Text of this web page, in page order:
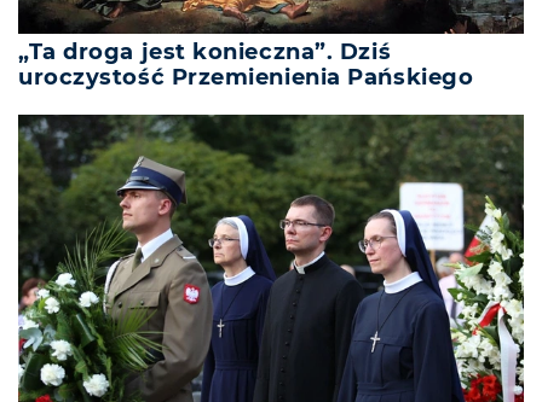
„Ta droga jest konieczna”. Dziś
uroczystość Przemienienia Pańskiego